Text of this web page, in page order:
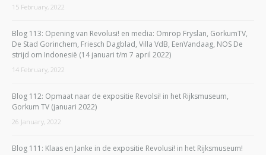
15 February, 2022
Blog 113: Opening van Revolusi! en media: Omrop Fryslan, GorkumTV,
De Stad Gorinchem, Friesch Dagblad, Villa VdB, EenVandaag, NOS De
strijd om Indonesië (14 januari t/m 7 april 2022)
14 February, 2022
Blog 112: Opmaat naar de expositie Revolsi! in het Rijksmuseum,
Gorkum TV (januari 2022)
26 January, 2022
Blog 111: Klaas en Janke in de expositie Revolusi! in het Rijksmuseum!